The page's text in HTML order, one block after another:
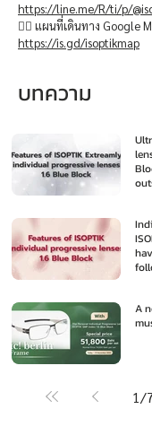
https://line.me/R/ti/p/
👉🏻 แผนที่เดินทาง Google
https://is.gd/isoptikmap
บทความ
A
1/